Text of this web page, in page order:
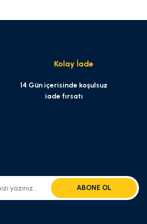
Kolay İade
14 Gün içerisinde koşulsuz
iade fırsatı
ABONE OL